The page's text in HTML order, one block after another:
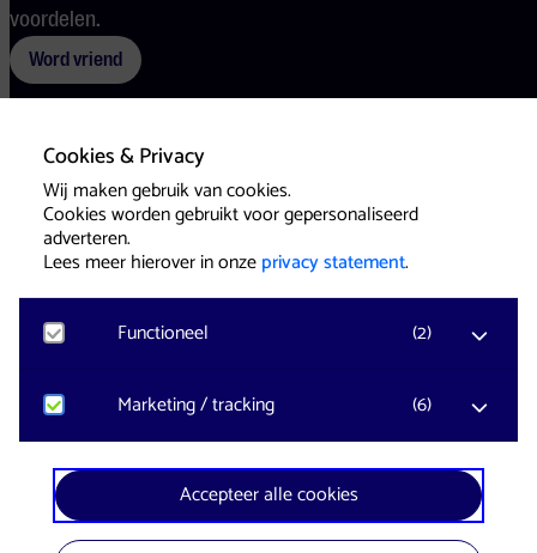
Cookies & Privacy
Wij maken gebruik van cookies.
Cookies worden gebruikt voor gepersonaliseerd
adverteren.
Lees meer hierover in onzeprivacy statement.
Functioneel (2)
Noodzakelijk
Voor het functioneren van de website en het
onthouden van voorkeuren worden functionele
cookies geplaatst. Hierbij worden geen
persoonsgegevens verzameld.
Marketing / tracking (6)
YouTube
Registreert klikgedrag, bekeken video’s en aangepaste
voorkeuren. Bezoekersinformatie en gebruikersgedrag
wordt gebruikt voor advertenties.
Accepteer alle cookies
voordelen.
Word vriend
Voorwaarden CookiesPers
Website & Identity byEagerly